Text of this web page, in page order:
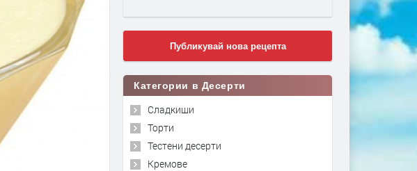
Публикувай нова рецепта
Категории в Десерти
Сладкиши
Торти
Тестени десерти
Кремове